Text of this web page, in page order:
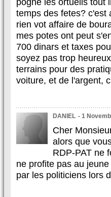
temps des fetes? c'est
rien vot affaire de
mes potes ont peut
700 dinars et taxes
soyez pas trop
terrains pour des
voiture, et de l'argent,
DANIEL - 1
Cher
alors que
RDP-PAT ne
ne profite pas au
par les politiciens lors